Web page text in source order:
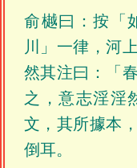
俞樾曰：按「
川」一律，河
然其注曰：「
之，意志淫淫
文，其所據本
倒耳。